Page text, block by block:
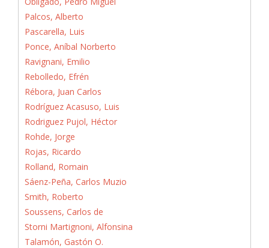
Palcos, Alberto
Pascarella, Luis
Ponce, Aníbal Norberto
Ravignani, Emilio
Rebolledo, Efrén
Rébora, Juan Carlos
Rodríguez Acasuso, Luis
Rodriguez Pujol, Héctor
Rohde, Jorge
Rojas, Ricardo
Rolland, Romain
Sáenz-Peña, Carlos Muzio
Smith, Roberto
Soussens, Carlos de
Storni Martignoni, Alfonsina
Talamón, Gastón O.